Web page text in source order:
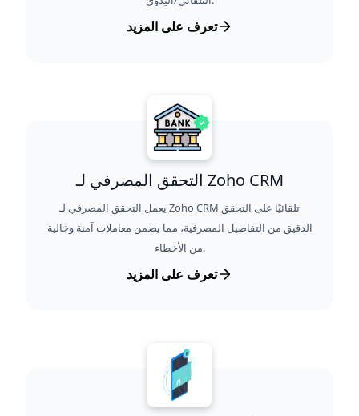
تعرف على المزيد
التحقق المصرفي لـ Zoho CRM
يعمل التحقق المصرفي لـ Zoho CRM تلقائيًا على التحقق
الدقيق من التفاصيل المصرفية، مما يضمن معاملات آمنة وخالية
من الأخطاء.
تعرف على المزيد